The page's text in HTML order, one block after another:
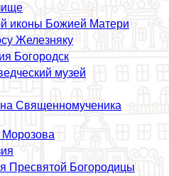
иконы Божией Матери
Железняку
Богородск
музей
Священномученика
Пресвятой Богородицы